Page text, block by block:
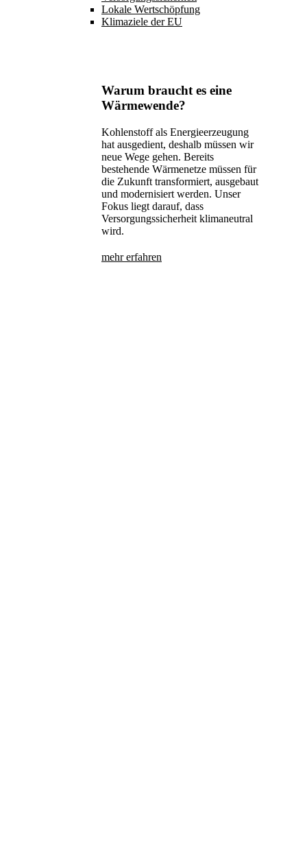
Lokale Wertschöpfung
Klimaziele der EU
Warum braucht es eine
Wärmewende?
Kohlenstoff als Energieerzeugung
hat ausgedient, deshalb müssen wir
neue Wege gehen. Bereits
bestehende Wärmenetze müssen für
die Zukunft transformiert, ausgebaut
und modernisiert werden. Unser
Fokus liegt darauf, dass
Versorgungssicherheit klimaneutral
wird.
mehr erfahren